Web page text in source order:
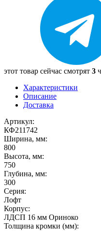
этот товар сейчас смотрят 3
Характеристики
Описание
Доставка
Артикул:
КФ211742
Ширина, мм:
800
Высота, мм:
750
Глубина, мм:
300
Серия:
Лофт
Корпус:
ЛДСП 16 мм Ориноко
Толщина кромки (мм):